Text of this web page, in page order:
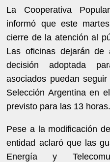
La Cooperativa
informó que este
cierre de la atención al
Las oficinas dejarán
decisión adoptada
asociados puedan
Selección Argentina en
previsto para las 13 horas.
Pese a la modificación
entidad aclaró que las
Energía y